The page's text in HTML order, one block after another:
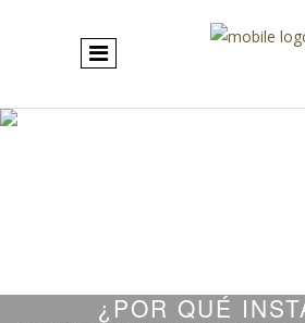
¿POR QUÉ